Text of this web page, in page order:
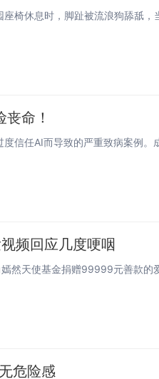
命！
频回应几度哽咽
危险感